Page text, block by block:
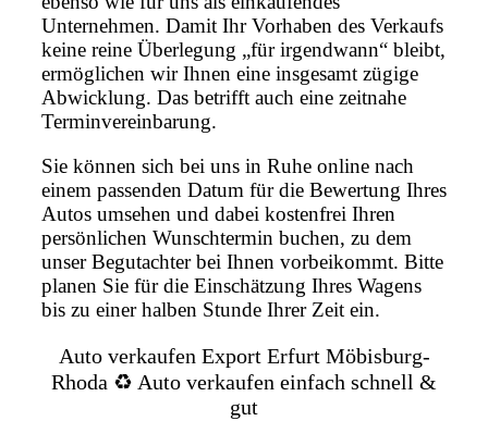
Unternehmen. Damit Ihr Vorhaben des Verkaufs
keine reine Überlegung „für irgendwann“ bleibt,
ermöglichen wir Ihnen eine insgesamt zügige
Abwicklung. Das betrifft auch eine zeitnahe
Terminvereinbarung.
Sie können sich bei uns in Ruhe online nach
einem passenden Datum für die Bewertung Ihres
Autos umsehen und dabei kostenfrei Ihren
persönlichen Wunschtermin buchen, zu dem
unser Begutachter bei Ihnen vorbeikommt. Bitte
planen Sie für die Einschätzung Ihres Wagens
bis zu einer halben Stunde Ihrer Zeit ein.
Auto verkaufen Export Erfurt Möbisburg-
Rhoda ♻️ Auto verkaufen einfach schnell &
gut